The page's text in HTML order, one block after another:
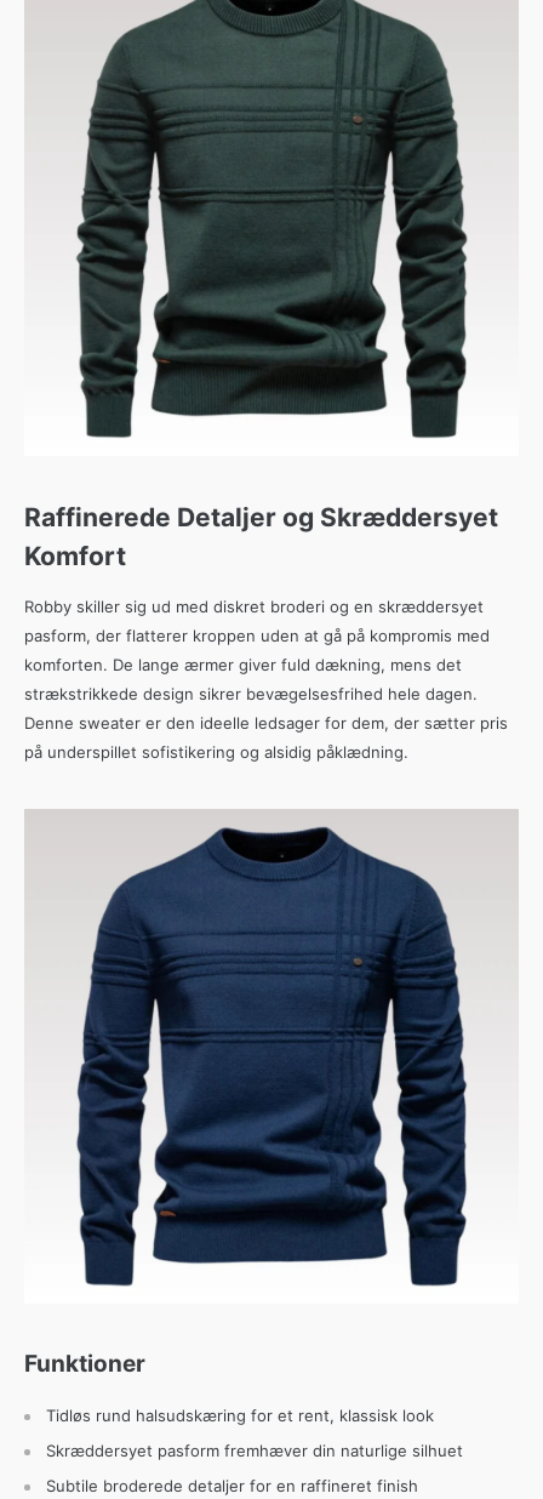
Raffinerede Detaljer og Skræddersyet
Komfort
Robby skiller sig ud med diskret broderi og en skræddersyet
pasform, der flatterer kroppen uden at gå på kompromis med
komforten. De lange ærmer giver fuld dækning, mens det
strækstrikkede design sikrer bevægelsesfrihed hele dagen.
Denne sweater er den ideelle ledsager for dem, der sætter pris
på underspillet sofistikering og alsidig påklædning.
Funktioner
Tidløs rund halsudskæring for et rent, klassisk look
Skræddersyet pasform fremhæver din naturlige silhuet
Subtile broderede detaljer for en raffineret finish